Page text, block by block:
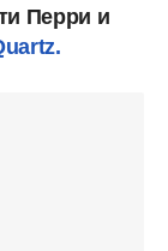
Перри и